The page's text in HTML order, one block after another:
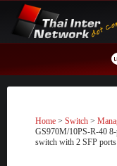
content
Home > Switch >
GS970M/10PS-R-40
switch with 2 SFP ports